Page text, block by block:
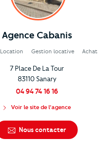
Agence Cabanis
Location Gestion locative Achat
7 Place De La Tour
83110 Sanary
04 94 74 16 16
Voir le site de l'agence
Nous contacter